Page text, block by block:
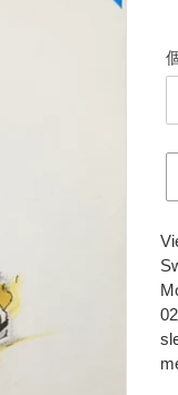
税
込
手
続
き
計
算
カ
ー
ト
に
商
品